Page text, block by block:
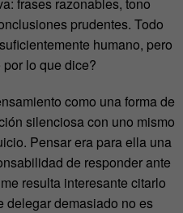
frases razonables, tono
prudentes. Todo
humano, pero
lo que dice?
como una forma de
silenciosa con uno mismo
Pensar era para ella una
de responder ante
resulta interesante citarlo
delegar demasiado no es